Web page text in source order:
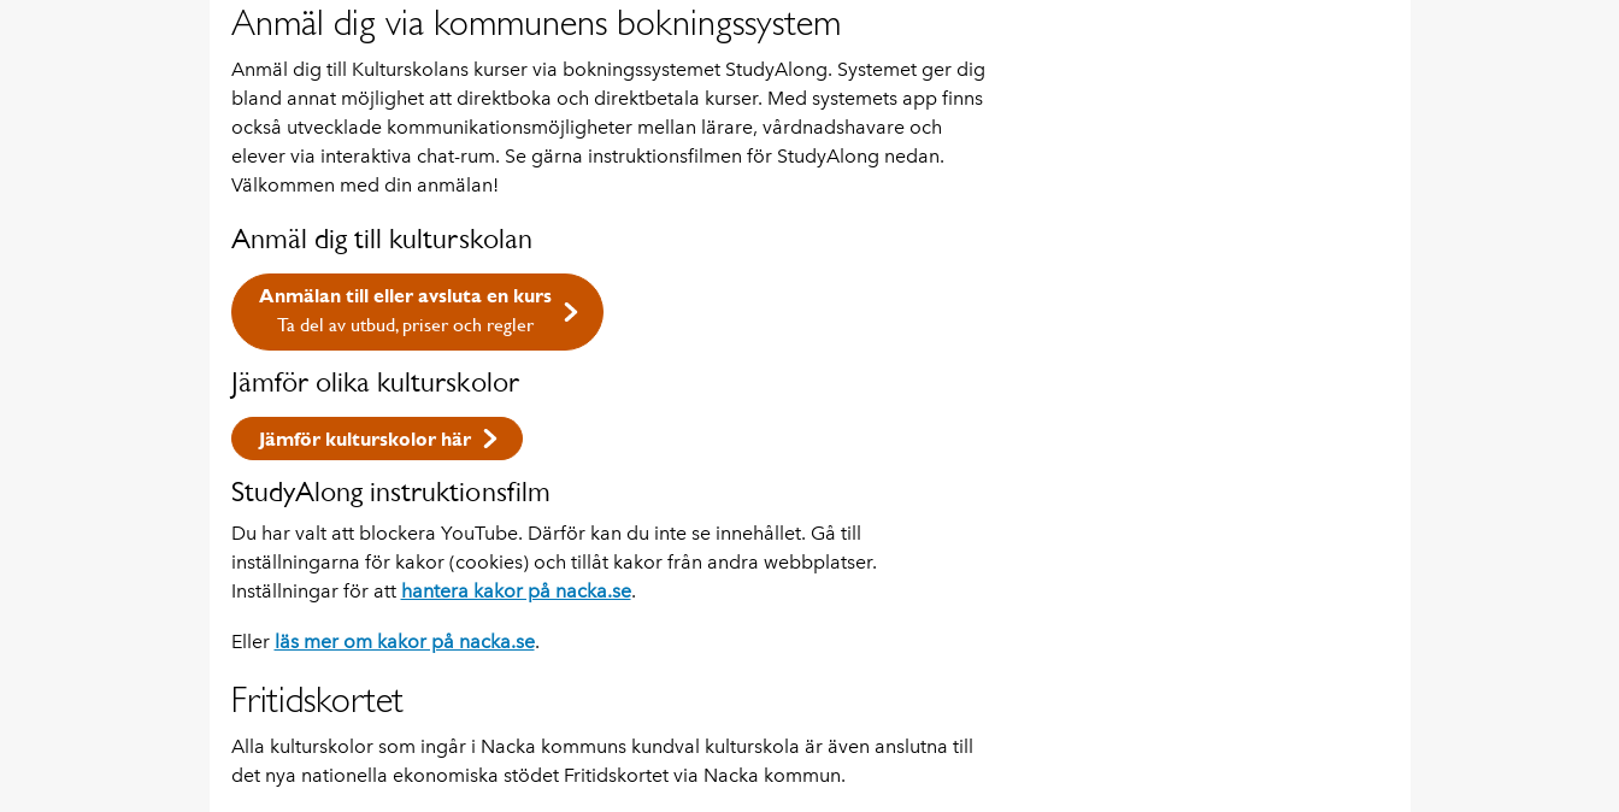
Anmäl dig via kommunens bokningssystem
Anmäl dig till Kulturskolans kurser via bokningssystemet StudyAlong. Systemet ger dig
bland annat möjlighet att direktboka och direktbetala kurser. Med systemets app finns
också utvecklade kommunikationsmöjligheter mellan lärare, vårdnadshavare och
elever via interaktiva chat-rum. Se gärna instruktionsfilmen för StudyAlong nedan.
Välkommen med din anmälan!
Anmäl dig till kulturskolan
Anmälan till eller avsluta en kurs
Ta del av utbud, priser och regler
Jämför olika kulturskolor
Jämför kulturskolor här
StudyAlong instruktionsfilm
Du har valt att blockera YouTube. Därför kan du inte se innehållet. Gå till
inställningarna för kakor (cookies) och tillåt kakor från andra webbplatser.
Inställningar för att hantera kakor på nacka.se.
Eller läs mer om kakor på nacka.se.
Fritidskortet
Alla kulturskolor som ingår i Nacka kommuns kundval kulturskola är även anslutna till
det nya nationella ekonomiska stödet Fritidskortet via Nacka kommun.